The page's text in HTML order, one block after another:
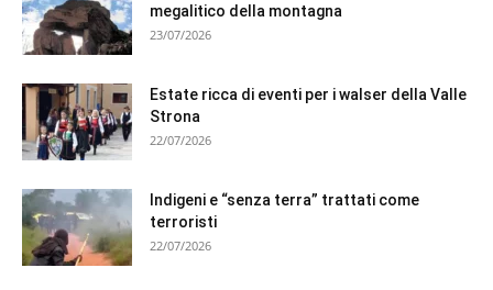
megalitico della montagna
23/07/2026
Estate ricca di eventi per i walser della Valle
Strona
22/07/2026
Indigeni e “senza terra” trattati come
terroristi
22/07/2026